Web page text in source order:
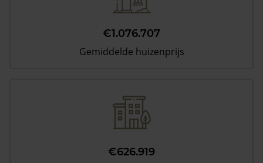
€1.076.707
Gemiddelde huizenprijs
€626.919